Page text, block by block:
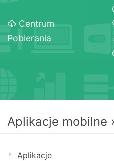
Centrum
Pobierania
Aplikacje mobilne
Aplikacje